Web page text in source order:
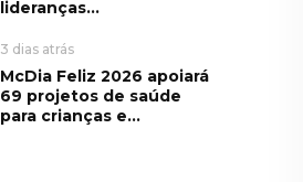
lideranças...
3 dias atrás
McDia Feliz 2026 apoiará
69 projetos de saúde
para crianças e...